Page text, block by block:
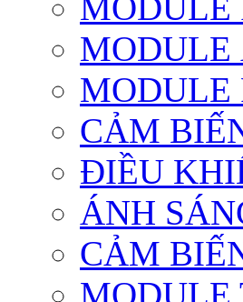
MODULE
MODULE
CẢM
ĐIỀU
ÁNH
CẢM
MODULE